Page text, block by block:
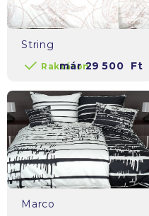
String
Raktáron
már29 500 Ft
Marco